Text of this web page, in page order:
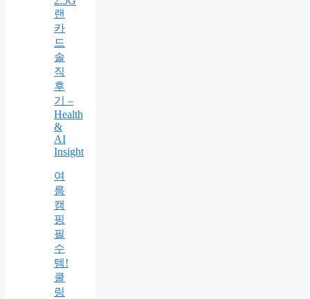
랜
카
드
솔
직
후
기 –
Health
&
AI
Insight
여
름
캠
핑
필
수
템!
쿨
링